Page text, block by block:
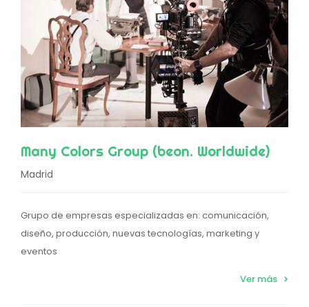
Many Colors Group (beon. Worldwide)
Madrid
Grupo de empresas especializadas en: comunicación,
diseño, producción, nuevas tecnologías, marketing y
eventos
Ver más